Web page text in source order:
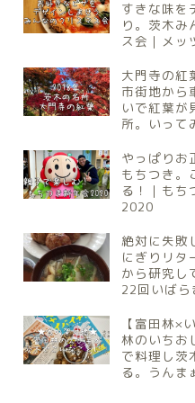
すきな味を
り。茨木み
ス会｜メッ
大門寺の紅
市街地から
いで紅葉が
所。いって
やっぱりお
もちつき。
る！｜もち
2020
絶対に失敗
にぎりリタ
から研究し
22回いばら
【富田林×
林のいちお
で料理し茨
る。うんま